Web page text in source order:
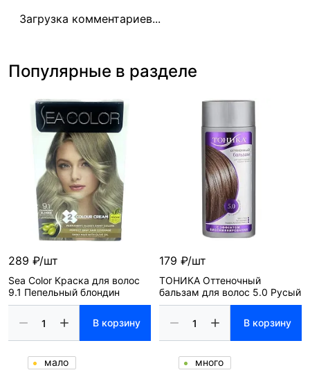
Загрузка комментариев...
Популярные в разделе
289 ₽/шт
Sea Color Краска для волос
9.1 Пепельный блондин
В корзину
мало
179 ₽/шт
ТОНИКА Оттеночный
бальзам для волос 5.0 Русый
В корзину
много